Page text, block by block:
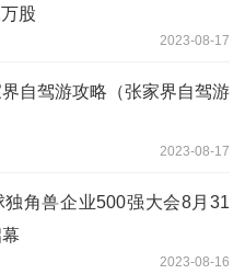
股
2023-08-17
自驾游攻略（张家界自驾游
2023-08-17
独角兽企业500强大会8月31
2023-08-16